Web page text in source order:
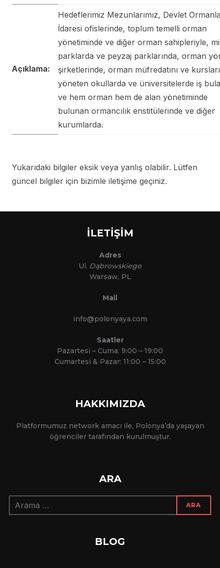
Açıklama:
Hedeflerimiz Mezunlarımız, Devlet
İdaresi ofislerinde, toplum temelli orman
yönetiminde ve diğer orman sahipleriyle,
parklarda ve peyzaj parklarında, orman
şirketlerinde, orman müfredatını ve
yöneten okullarda ve üniversitelerde iş
ve hem orman hem de alan yönetiminde
bulunan ormancılık enstitülerinde ve diğer
kurumlarda.
Yukarıdaki bilgiler eksik veya yanlış olabilir. Lütfen
güncel bilgiler için bizimle iletişime geçiniz.
İLETİŞİM
Adres
Ul. Dąbrowskiego
Warsaw, PL
Mail
info@polonyaya.com
Saatler
Pazartesi – Cuma: 9:00 – 19:00
Cumartesi & Pazar: 11:00 – 15:00
HAKKIMIZDA
Platformumuz network amacı ile, Polonya’da yaşayan
öğrenciler tarafından kurulmuştur.
ARA
Arama:
ARA
BLOG